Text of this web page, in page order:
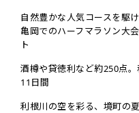
自然豊かな人気コースを駆
亀岡でのハーフマラソン大
ト
酒樽や貸徳利など約250点
11日間
利根川の空を彩る、境町の